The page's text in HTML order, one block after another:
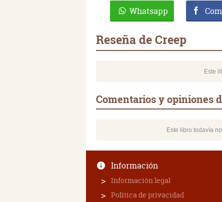
Whatsapp
Reseña de Creep
Este
Comentarios y opiniones
Este libro todavía
Información
Información legal
Política de privacidad